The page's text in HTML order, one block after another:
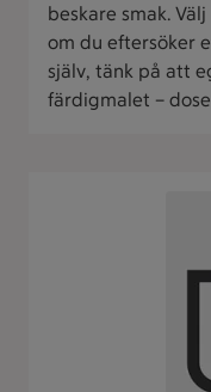
beskare smak.
om du eftersöker
själv, tänk på att
färdigmalet –